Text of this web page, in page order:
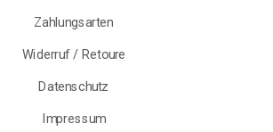
Zahlungsarten
Widerruf / Retoure
Datenschutz
Impressum